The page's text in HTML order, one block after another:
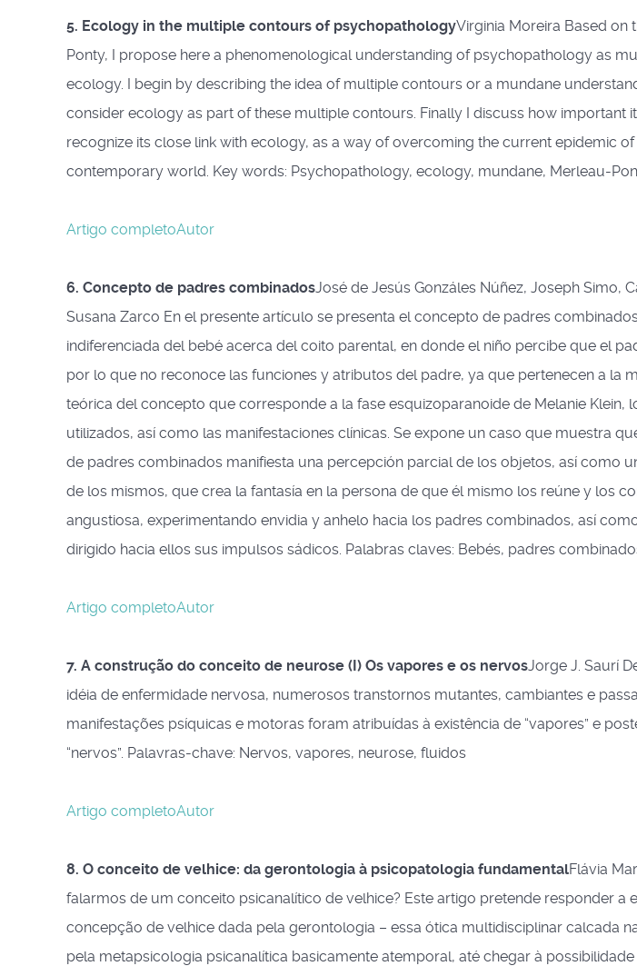
5. Ecology in the multiple contours of psychopathologyVirginia Moreira Based
Ponty, I propose here a phenomenological understanding of psychopathology as
ecology. I begin by describing the idea of multiple contours or a mundane
consider ecology as part of these multiple contours. Finally I discuss how important
recognize its close link with ecology, as a way of overcoming the current epidemic
contemporary world. Key words: Psychopathology, ecology, mundane, Merleau-
Artigo completoAutor
6. Concepto de padres combinadosJosé de Jesús Gonzáles Núñez, Joseph Simo,
Susana Zarco En el presente artículo se presenta el concepto de padres
indiferenciada del bebé acerca del coito parental, en donde el niño percibe que el
por lo que no reconoce las funciones y atributos del padre, ya que pertenecen a la
teórica del concepto que corresponde a la fase esquizoparanoide de Melanie Klein,
utilizados, así como las manifestaciones clínicas. Se expone un caso que muestra
de padres combinados manifiesta una percepción parcial de los objetos, así como
de los mismos, que crea la fantasía en la persona de que él mismo los reúne y los
angustiosa, experimentando envidia y anhelo hacia los padres combinados, así
dirigido hacia ellos sus impulsos sádicos. Palabras claves: Bebés, padres
Artigo completoAutor
7. A construção do conceito de neurose (I) Os vapores e os nervosJorge J. Saurí
idéia de enfermidade nervosa, numerosos transtornos mutantes, cambiantes e
manifestações psíquicas e motoras foram atribuídas à existência de “vapores” e
“nervos”. Palavras-chave: Nervos, vapores, neurose, fluidos
Artigo completoAutor
8. O conceito de velhice: da gerontologia à psicopatologia fundamentalFlávia
falarmos de um conceito psicanalítico de velhice? Este artigo pretende responder a
concepção de velhice dada pela gerontologia – essa ótica multidisciplinar calcada
pela metapsicologia psicanalítica basicamente atemporal, até chegar à